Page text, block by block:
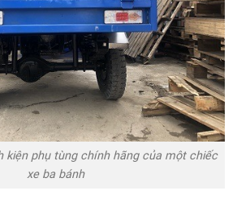
kiện phụ tùng chính hãng của một chiếc
xe ba bánh